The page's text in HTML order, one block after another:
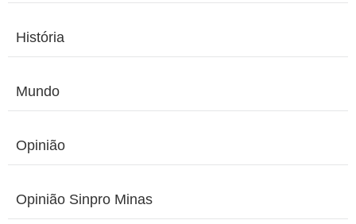
História
Mundo
Opinião
Opinião Sinpro Minas